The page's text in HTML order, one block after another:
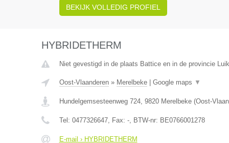
BEKIJK VOLLEDIG PROFIEL
HYBRIDETHERM
Niet gevestigd in de plaats Battice en in de provincie
Oost-Vlaanderen» Merelbeke| Google maps ▼
Hundelgemsesteenweg 724, 9820 Merelbeke(Oost-
Tel: 0477326647, Fax: -, BTW-nr: BE0766001278
E-mail › HYBRIDETHERM